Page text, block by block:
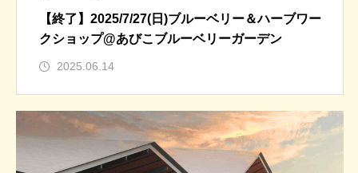
【終了】2025/7/27(日)ブルーベリー＆ハーブワー
クショップ@あびこブルーベリーガーデン
2025.06.14